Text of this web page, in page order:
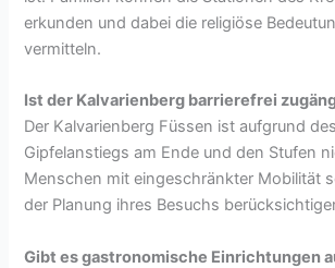
erkunden und dabei die religiöse
vermitteln.
Ist der Kalvarienberg barrierefrei
Der Kalvarienberg Füssen ist aufgrund
Gipfelanstiegs am Ende und den Stufen
Menschen mit eingeschränkter Mobilität
der Planung ihres Besuchs
Gibt es gastronomische Einrichtungen